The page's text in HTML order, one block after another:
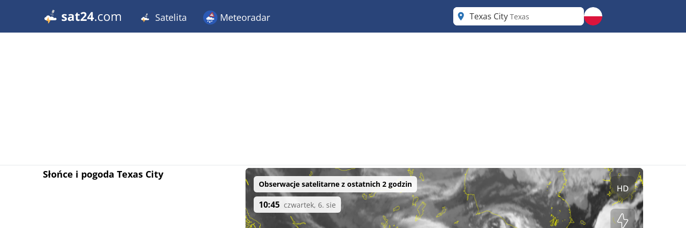
Satelita Meteoradar Texas City Texas
Słońce i pogoda Texas City
Obserwacje satelitarne z ostatnich 2 godzin
10:45 czwartek, 6. sie